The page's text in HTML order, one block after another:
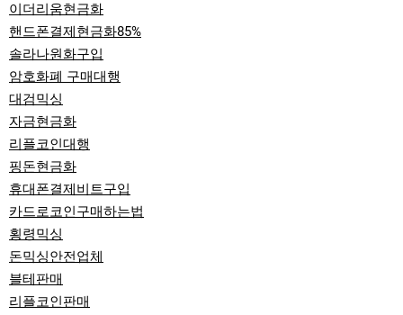
이더리움현금화
핸드폰결제현금화85%
솔라나원화구입
암호화폐 구매대행
대검믹싱
자금현금화
리플코인대행
핑돈현금화
휴대폰결제비트구입
카드로코인구매하는법
횡령믹싱
돈믹싱안전업체
블테판매
리플코인판매